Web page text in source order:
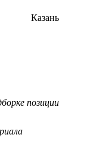
Казань
позиции